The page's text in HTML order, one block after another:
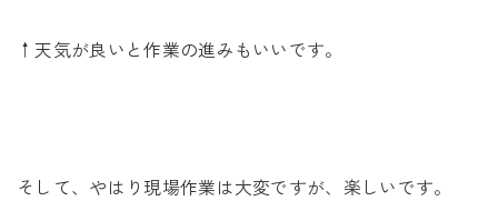
↑天気が良いと作業の進みもいいです。
そして、やはり現場作業は大変ですが、楽しいです。